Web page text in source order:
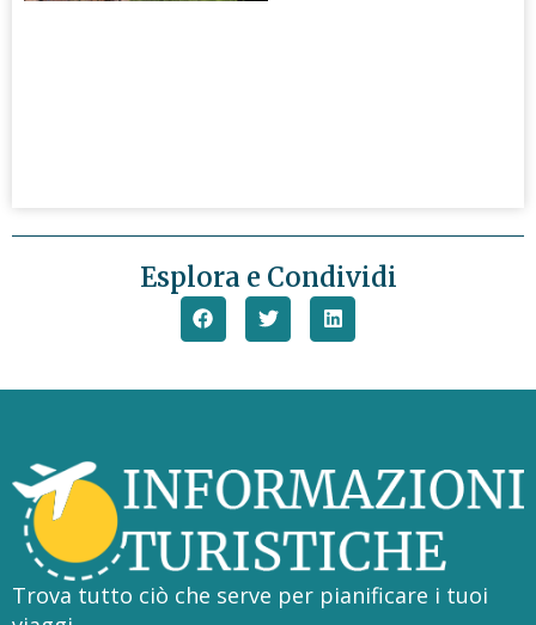
Esplora e Condividi
Trova tutto ciò che serve per pianificare i tuoi